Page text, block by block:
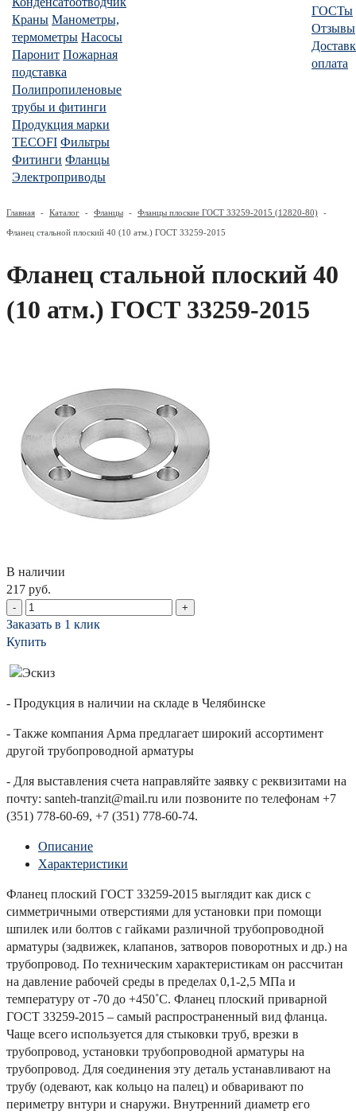
Краны Манометры,
термометры Насосы
Паронит Пожарная
подставка
Полипропиленовые
трубы и фитинги
Продукция марки
TECOFI Фильтры
Фитинги Фланцы
Электроприводы
ГОСТы
Отзывы
оплата
Главная - Каталог - Фланцы - Фланцы плоские ГОСТ 33259-2015 (12820-80) -
Фланец стальной плоский 40 (10 атм.) ГОСТ 33259-2015
Фланец стальной плоский 40
(10 атм.) ГОСТ 33259-2015
В наличии
217 руб.
- +
Заказать в 1 клик
Купить
- Продукция в наличии на складе в Челябинске
- Также компания Арма предлагает широкий ассортимент
другой трубопроводной арматуры
- Для выставления счета направляйте заявку с реквизитами на
почту: santeh-tranzit@mail.ru или позвоните по телефонам +7
(351) 778-60-69, +7 (351) 778-60-74.
Описание
Характеристики
Фланец плоский ГОСТ 33259-2015 выглядит как диск с
симметричными отверстиями для установки при помощи
шпилек или болтов с гайками различной трубопроводной
арматуры (задвижек, клапанов, затворов поворотных и др.) на
трубопровод. По техническим характеристикам он рассчитан
на давление рабочей среды в пределах 0,1-2,5 МПа и
температуру от -70 до +450˚С. Фланец плоский приварной
ГОСТ 33259-2015 – самый распространенный вид фланца.
Чаще всего используется для стыковки труб, врезки в
трубопровод, установки трубопроводной арматуры на
трубопровод. Для соединения эту деталь устанавливают на
трубу (одевают, как кольцо на палец) и обваривают по
периметру внтури и снаружи. Внутренний диаметр его